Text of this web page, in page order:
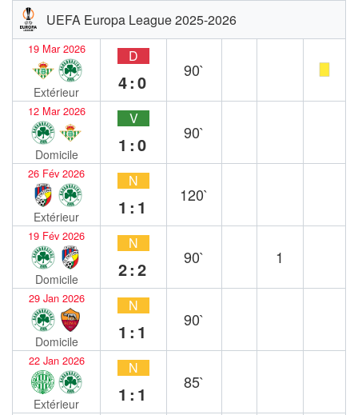
UEFA Europa League 2025-2026
19 Mar 2026
Extérieur
D
4:0
90`
12 Mar 2026
Domicile
V
1:0
90`
26 Fév 2026
Extérieur
N
1:1
120`
19 Fév 2026
Domicile
N
2:2
90` 1
29 Jan 2026
Domicile
N
1:1
90`
22 Jan 2026
Extérieur
N
1:1
85`